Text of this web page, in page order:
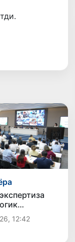
олдиндан
12:42